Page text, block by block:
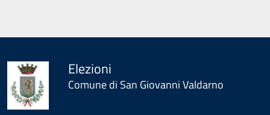
Elezioni
Comune di San Giovanni Valdarno